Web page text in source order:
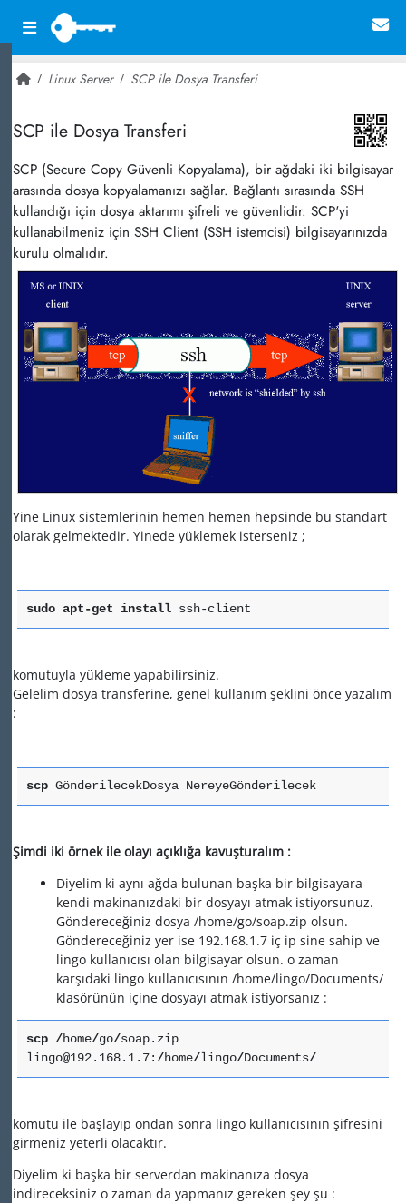
Linux Server SCP ile Dosya Transferi
SCP ile Dosya Transferi
SCP (Secure Copy Güvenli Kopyalama), bir ağdaki iki bilgisayar
arasında dosya kopyalamanızı sağlar. Bağlantı sırasında SSH
kullandığı için dosya aktarımı şifreli ve güvenlidir. SCP'yi
kullanabilmeniz için SSH Client (SSH istemcisi) bilgisayarınızda
kurulu olmalıdır.
Yine Linux sistemlerinin hemen hemen hepsinde bu standart
olarak gelmektedir. Yinede yüklemek isterseniz ;
sudo apt-get install ssh-client
komutuyla yükleme yapabilirsiniz.
Gelelim dosya transferine, genel kullanım şeklini önce yazalım
:
scp GönderilecekDosya NereyeGönderilecek
Şimdi iki örnek ile olayı açıklığa kavuşturalım :
Diyelim ki aynı ağda bulunan başka bir bilgisayara
kendi makinanızdaki bir dosyayı atmak istiyorsunuz.
Göndereceğiniz dosya /home/go/soap.zip olsun.
Göndereceğiniz yer ise 192.168.1.7 iç ip sine sahip ve
lingo kullanıcısı olan bilgisayar olsun. o zaman
karşıdaki lingo kullanıcısının /home/lingo/Documents/
klasörünün içine dosyayı atmak istiyorsanız :
scp /home/go/soap.zip
lingo@192.168.1.7:/home/lingo/Documents/
komutu ile başlayıp ondan sonra lingo kullanıcısının şifresini
girmeniz yeterli olacaktır.
Diyelim ki başka bir serverdan makinanıza dosya
indireceksiniz o zaman da yapmanız gereken şey şu :